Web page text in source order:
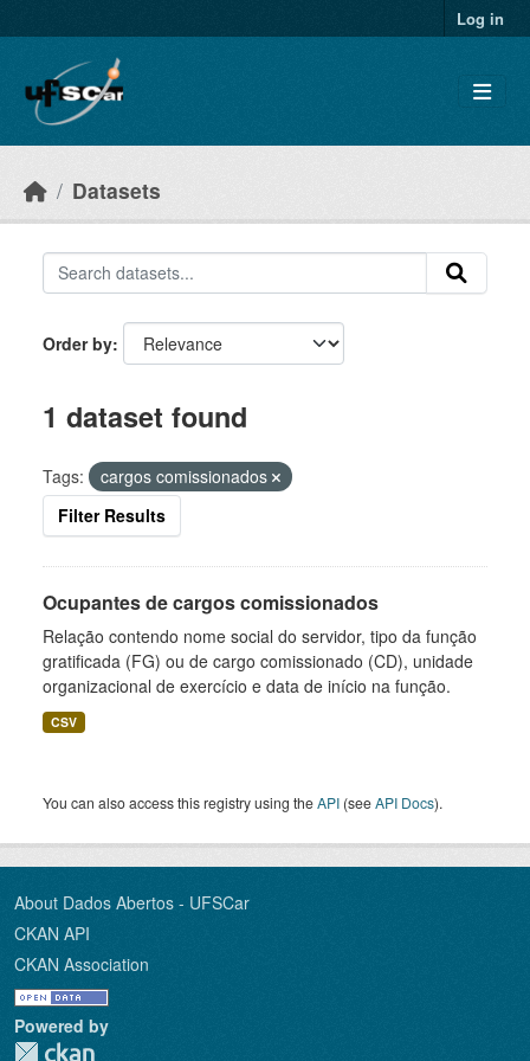
Log in
Datasets
Order by
1 dataset found
Tags:
cargos comissionados
Filter Results
Ocupantes de cargos comissionados
Relação contendo nome social do servidor, tipo da função
gratificada (FG) ou de cargo comissionado (CD), unidade
organizacional de exercício e data de início na função.
CSV
You can also access this registry using theAPI (seeAPI Docs).
About Dados Abertos - UFSCar
CKAN API
CKAN Association
Powered by